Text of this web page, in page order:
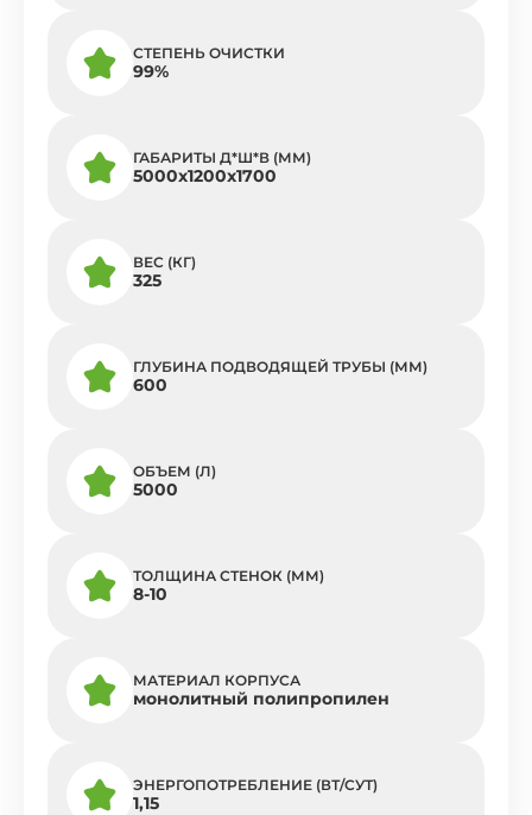
СТЕПЕНЬ ОЧИСТКИ
99%
ГАБАРИТЫ Д*Ш*В (ММ)
5000x1200x1700
ВЕС (КГ)
325
ГЛУБИНА ПОДВОДЯЩЕЙ ТРУБЫ (ММ)
600
ОБЪЕМ (Л)
5000
ТОЛЩИНА СТЕНОК (ММ)
8-10
МАТЕРИАЛ КОРПУСА
монолитный полипропилен
ЭНЕРГОПОТРЕБЛЕНИЕ (ВТ/СУТ)
1,15